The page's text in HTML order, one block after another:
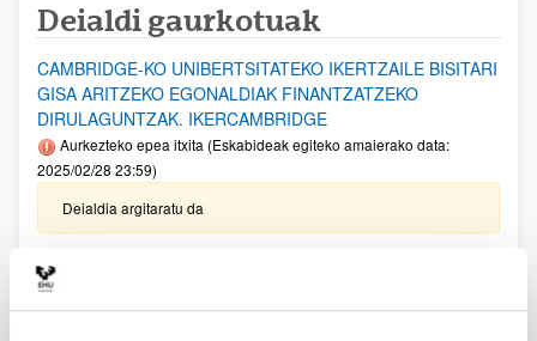
Deialdi gaurkotuak
CAMBRIDGE-KO UNIBERTSITATEKO IKERTZAILE BISITARI
GISA ARITZEKO EGONALDIAK FINANTZATZEKO
DIRULAGUNTZAK. IKERCAMBRIDGE
Aurkezteko epea itxita (Eskabideak egiteko amaierako data:
2025/02/28 23:59)
Deialdia argitaratu da
EZAGUTZA SORTZEKO PROIEKTUAK 2024